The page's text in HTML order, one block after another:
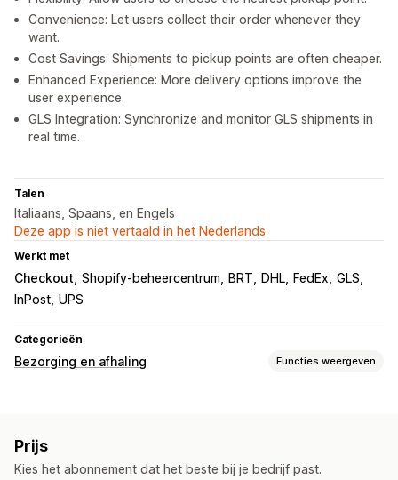
Convenience: Let users collect their order whenever they
want.
Cost Savings: Shipments to pickup points are often cheaper.
Enhanced Experience: More delivery options improve the
user experience.
GLS Integration: Synchronize and monitor GLS shipments in
real time.
Talen
Italiaans, Spaans, en Engels
Deze app is niet vertaald in het Nederlands
Werkt met
Checkout Shopify-beheercentrum BRT DHL FedEx GLS
InPost UPS
Categorieën
Bezorging en afhaling Functies weergeven
Afhaalopties
Prijs
Kies het abonnement dat het beste bij je bedrijf past.